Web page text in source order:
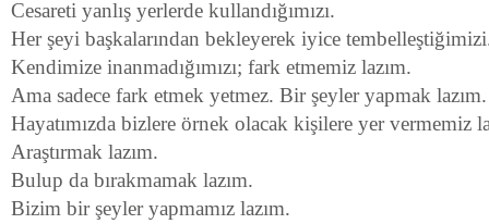
Cesareti yanlış yerlerde kullandığımızı.
Her şeyi başkalarından bekleyerek iyice
Kendimize inanmadığımızı; fark etmemiz lazım.
Ama sadece fark etmek yetmez. Bir şeyler yapmak lazım.
Hayatımızda bizlere örnek olacak kişilere yer vermemiz
Araştırmak lazım.
Bulup da bırakmamak lazım.
Bizim bir şeyler yapmamız lazım.